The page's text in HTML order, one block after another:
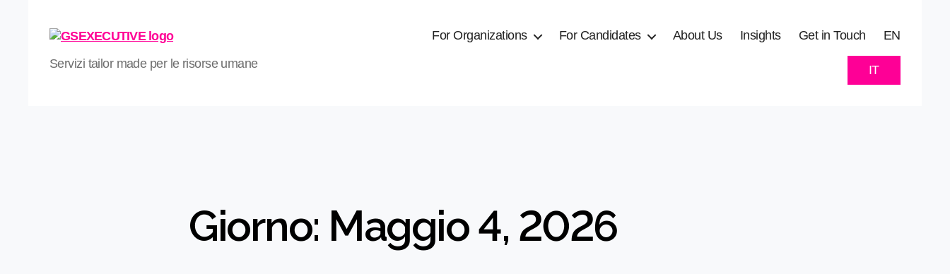
Servizi tailor made per le risorse umane
For Organizations For Candidates About Us Insights Get in Touch EN
IT
Giorno: Maggio 4, 2026